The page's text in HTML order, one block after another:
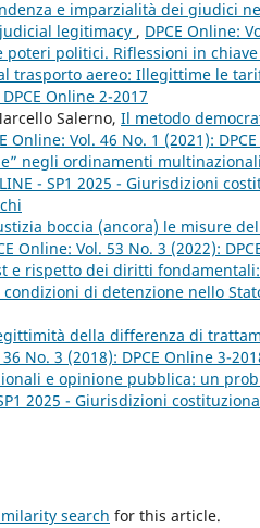
e imparzialità dei giudici
legitimacy , DPCE Online:
politici. Riflessioni in
trasporto aereo: Illegittime le
Online 2-2017
Salerno, Il metodo
Online: Vol. 46 No. 1 (2021):
negli ordinamenti
- SP1 2025 - Giurisdizioni
boccia (ancora) le misure
Online: Vol. 53 No. 3 (2022):
e rispetto dei diritti
condizioni di detenzione nello
della differenza di
No. 3 (2018): DPCE Online 3-
e opinione pubblica: un
SP1 2025 - Giurisdizioni
search for this article.